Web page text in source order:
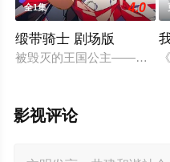
全1集 4.0
缎带骑士 剧场版
被毁灭的王国公主——萨菲娅
影视评论